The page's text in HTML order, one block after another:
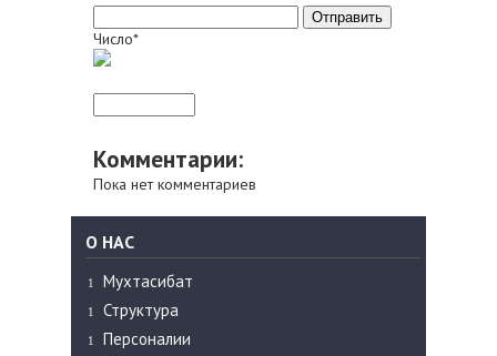
Число*
Комментарии:
Пока нет комментариев
О НАС
Мухтасибат
Структура
Персоналии